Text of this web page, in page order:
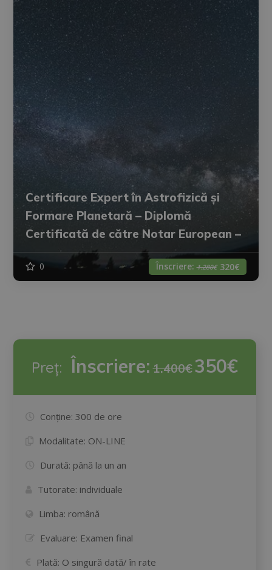
Certificare Expert în Astrofizică și
Formare Planetară – Diplomă
Certificată de către Notar European –
0 Înscriere:1.280€ 320€
Preț: Înscriere:1.400€350€
Conține: 300 de ore
Modalitate: ON-LINE
Durată: până la un an
Tutorate: individuale
Limba: română
Evaluare: Examen final
Plată: O singură dată/ în rate